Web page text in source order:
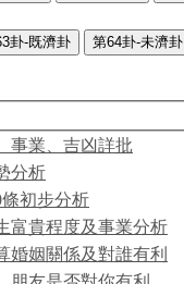
卦-既濟卦 第64卦-未濟卦
事業、吉凶詳批
分析
初步分析
富貴程度及事業分析
婚姻關係及對誰有利